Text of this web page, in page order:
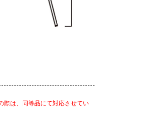
際は、同等品にて対応させてい